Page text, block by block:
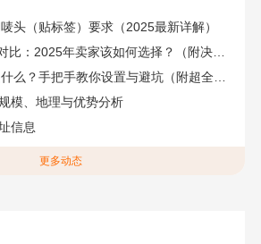
头（贴标签）要求（2025最新详解）
2025年卖家该如何选择？（附决策流程图）
？手把手教你设置与避坑（附超全指南）
模、地理与优势分析
信息
更多动态